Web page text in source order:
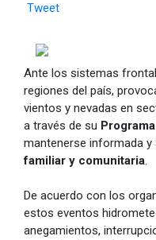
Tweet
Ante los sistemas
regiones del país,
vientos y nevadas en
a través de su
mantenerse informada y
familiar y comunitaria.
De acuerdo con los
estos eventos
anegamientos,